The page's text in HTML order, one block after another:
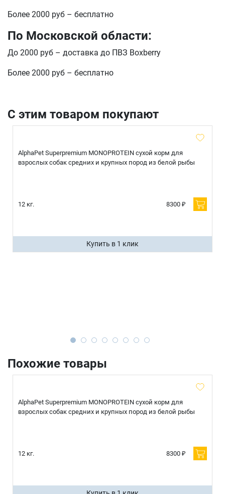
Более 2000 руб – бесплатно
По Московской области:
До 2000 руб – доставка до ПВЗ Boxberry
Более 2000 руб – бесплатно
С этим товаром покупают
AlphaPet Superpremium MONOPROTEIN сухой корм для
взрослых собак средних и крупных пород из белой рыбы
12 кг. 8300 ₽
Купить в 1 клик
Похожие товары
AlphaPet Superpremium MONOPROTEIN сухой корм для
взрослых собак средних и крупных пород из белой рыбы
12 кг. 8300 ₽